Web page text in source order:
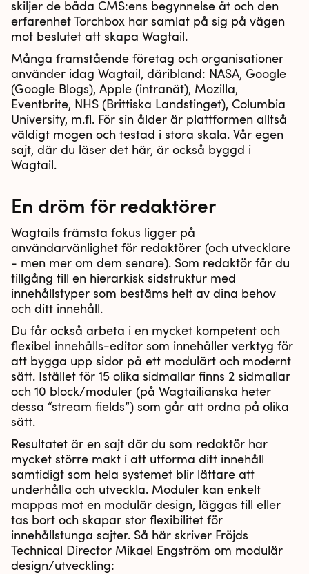
skiljer de båda CMS:ens begynnelse åt och den
erfarenhet Torchbox har samlat på sig på vägen
mot beslutet att skapa Wagtail.
Många framstående företag och organisationer
använder idag Wagtail, däribland: NASA, Google
(Google Blogs), Apple (intranät), Mozilla,
Eventbrite, NHS (Brittiska Landstinget), Columbia
University, m.fl. För sin ålder är plattformen alltså
väldigt mogen och testad i stora skala. Vår egen
sajt, där du läser det här, är också byggd i
Wagtail.
En dröm för redaktörer
Wagtails främsta fokus ligger på
användarvänlighet för redaktörer (och utvecklare
- men mer om dem senare). Som redaktör får du
tillgång till en hierarkisk sidstruktur med
innehållstyper som bestäms helt av dina behov
och ditt innehåll.
Du får också arbeta i en mycket kompetent och
flexibel innehålls-editor som innehåller verktyg för
att bygga upp sidor på ett modulärt och modernt
sätt. Istället för 15 olika sidmallar finns 2 sidmallar
och 10 block/moduler (på Wagtailianska heter
dessa “stream fields”) som går att ordna på olika
sätt.
Resultatet är en sajt där du som redaktör har
mycket större makt i att utforma ditt innehåll
samtidigt som hela systemet blir lättare att
underhålla och utveckla. Moduler kan enkelt
mappas mot en modulär design, läggas till eller
tas bort och skapar stor flexibilitet för
innehållstunga sajter. Så här skriver Fröjds
Technical Director Mikael Engström om modulär
design/utveckling: